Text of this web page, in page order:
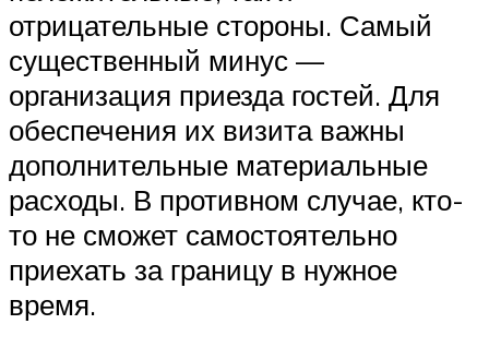
отрицательные стороны. Самый
существенный минус —
организация приезда гостей. Для
обеспечения их визита важны
дополнительные материальные
расходы. В противном случае, кто-
то не сможет самостоятельно
приехать за границу в нужное
время.